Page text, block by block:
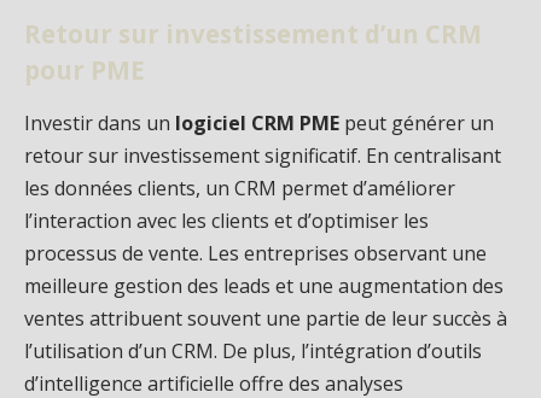
Retour sur investissement d’un CRM
pour PME
Investir dans un logiciel CRM PME peut générer un
retour sur investissement significatif. En centralisant
les données clients, un CRM permet d’améliorer
l’interaction avec les clients et d’optimiser les
processus de vente. Les entreprises observant une
meilleure gestion des leads et une augmentation des
ventes attribuent souvent une partie de leur succès à
l’utilisation d’un CRM. De plus, l’intégration d’outils
d’intelligence artificielle offre des analyses